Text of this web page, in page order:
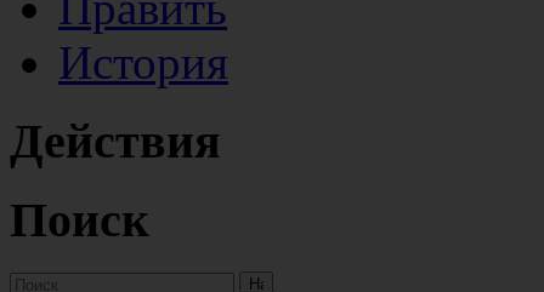
История
Действия
Поиск